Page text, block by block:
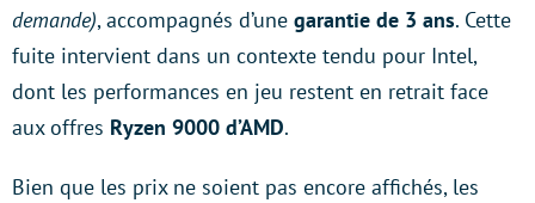
demande), accompagnés d’une garantie de 3 ans. Cette
fuite intervient dans un contexte tendu pour Intel,
dont les performances en jeu restent en retrait face
aux offres Ryzen 9000 d’AMD.
Bien que les prix ne soient pas encore affichés, les